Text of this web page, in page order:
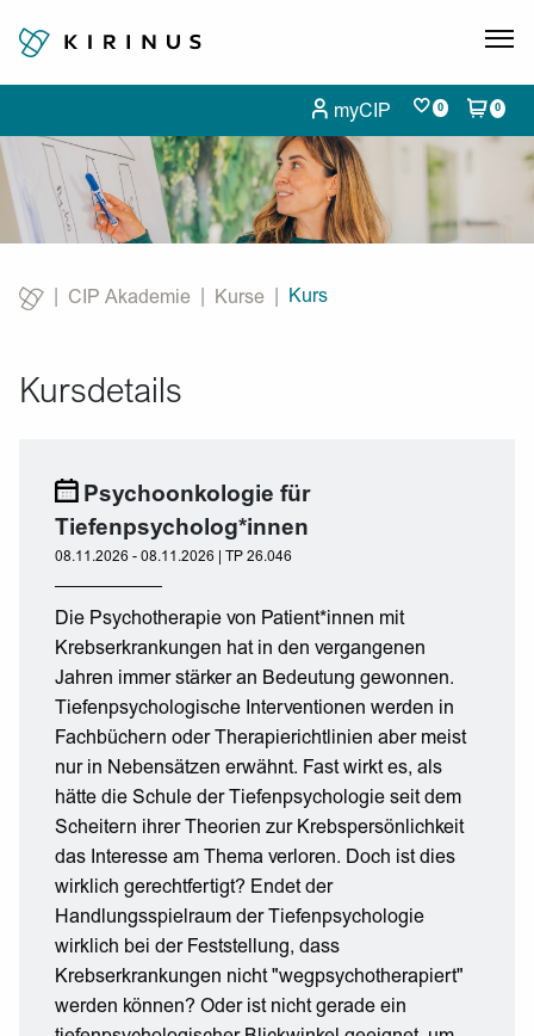
myCIP 0 0
CIP Akademie Kurse
Current:
Kurs
Kursdetails
Psychoonkologie für
Tiefenpsycholog*innen
08.11.2026 - 08.11.2026 | TP 26.046
Die Psychotherapie von Patient*innen mit
Krebserkrankungen hat in den vergangenen
Jahren immer stärker an Bedeutung gewonnen.
Tiefenpsychologische Interventionen werden in
Fachbüchern oder Therapierichtlinien aber meist
nur in Nebensätzen erwähnt. Fast wirkt es, als
hätte die Schule der Tiefenpsychologie seit dem
Scheitern ihrer Theorien zur Krebspersönlichkeit
das Interesse am Thema verloren. Doch ist dies
wirklich gerechtfertigt? Endet der
Handlungsspielraum der Tiefenpsychologie
wirklich bei der Feststellung, dass
Krebserkrankungen nicht "wegpsychotherapiert"
werden können? Oder ist nicht gerade ein